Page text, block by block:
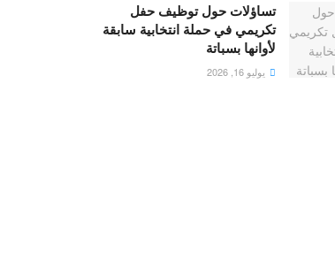
تساؤلات حول توظيف حفل
تكريمي في حملة انتخابية سابقة
لأوانها بسباتة
يوليو 16, 2026